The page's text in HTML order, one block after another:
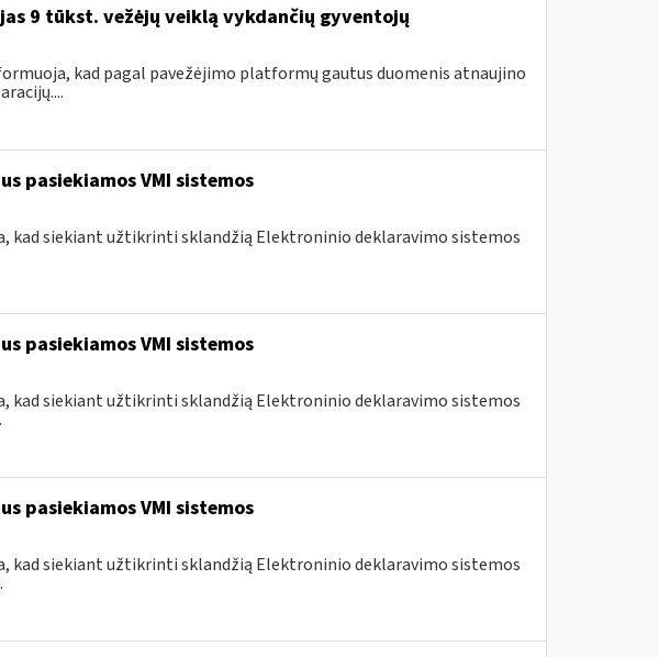
9 tūkst. vežėjų veiklą vykdančių gyventojų
kad pagal pavežėjimo platformų gautus duomenis atnaujino
pasiekiamos VMI sistemos
kad siekiant užtikrinti sklandžią Elektroninio deklaravimo sistemos
pasiekiamos VMI sistemos
kad siekiant užtikrinti sklandžią Elektroninio deklaravimo sistemos
pasiekiamos VMI sistemos
kad siekiant užtikrinti sklandžią Elektroninio deklaravimo sistemos